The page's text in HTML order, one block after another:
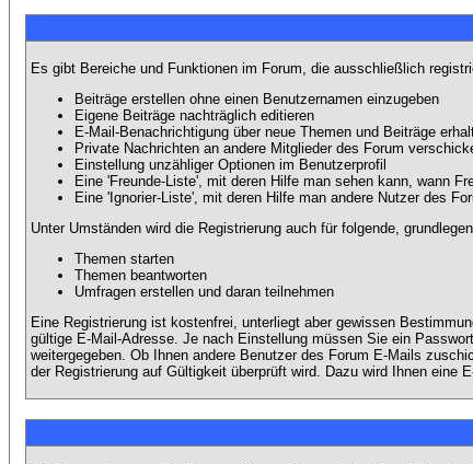
Es gibt Bereiche und Funktionen im Forum, die ausschließlich
Beiträge erstellen ohne einen Benutzernamen einzugeben
Eigene Beiträge nachträglich editieren
E-Mail-Benachrichtigung über neue Themen und Beiträge
Private Nachrichten an andere Mitglieder des Forum
Einstellung unzähliger Optionen im Benutzerprofil
Eine 'Freunde-Liste', mit deren Hilfe man sehen kann, wann
Eine 'Ignorier-Liste', mit deren Hilfe man andere Nutzer des
Unter Umständen wird die Registrierung auch für folgende,
Themen starten
Themen beantworten
Umfragen erstellen und daran teilnehmen
Eine Registrierung ist kostenfrei, unterliegt aber gewissen
gültige E-Mail-Adresse. Je nach Einstellung müssen Sie ein
weitergegeben. Ob Ihnen andere Benutzer des Forum E-Mails
der Registrierung auf Gültigkeit überprüft wird. Dazu wird Ihnen eine